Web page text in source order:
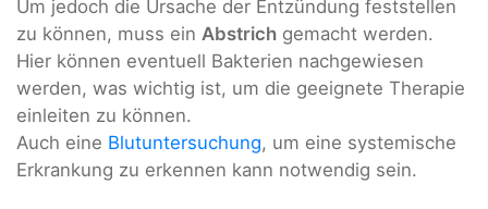
Um jedoch die Ursache der Entzündung feststellen
zu können, muss ein Abstrich gemacht werden.
Hier können eventuell Bakterien nachgewiesen
werden, was wichtig ist, um die geeignete Therapie
einleiten zu können.
Auch eine Blutuntersuchung, um eine systemische
Erkrankung zu erkennen kann notwendig sein.